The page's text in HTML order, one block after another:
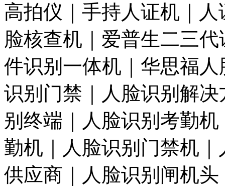
高拍仪｜手持人证机｜
脸核查机｜爱普生二三
件识别一体机｜华思福
识别门禁｜人脸识别解
别终端｜人脸识别考勤
勤机｜人脸识别门禁机
供应商｜人脸识别闸机